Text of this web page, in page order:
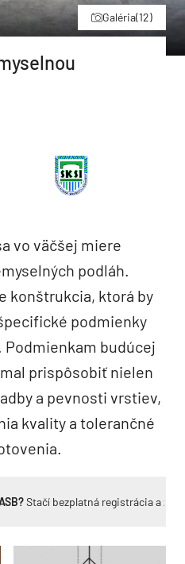
Galéria(12)
vo väčšej miere
podláh.
konštrukcia, ktorá by
podmienky
Podmienkam budúcej
prispôsobiť nielen
a pevnosti vrstiev,
kvality a tolerančné
Stačí bezplatná registrácia a